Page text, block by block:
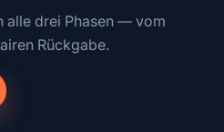
alle drei Phasen — vom
Rückgabe.